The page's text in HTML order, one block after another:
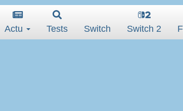
Actu Tests Switch Switch 2